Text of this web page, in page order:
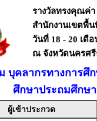
รางวัลทรงคุณค่า
สำนักงานเขตพื้
วันที่ 18 - 20 เดื
ณ จังหวัดนครศรี
บุคลากรทางการศึ
ศึกษาประถมศึกษ
ผู้เข้าประกวด